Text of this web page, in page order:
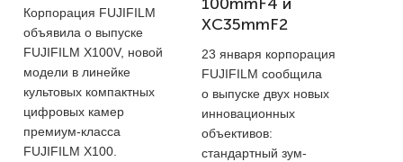
Корпорация FUJIFILM
объявила о выпуске
FUJIFILM X100V, новой
модели в линейке
культовых компактных
цифровых камер
премиум-класса
FUJIFILM X100.
100mmF4 и
XC35mmF2
23 января корпорация
FUJIFILM сообщила
о выпуске двух новых
инновационных
объективов:
стандартный зум-